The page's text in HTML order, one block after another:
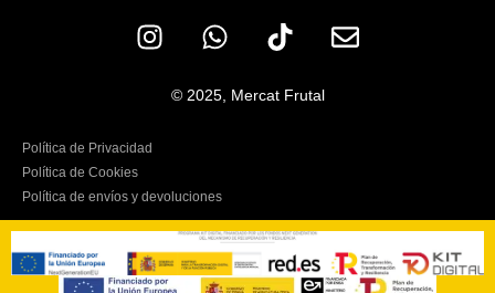
© 2025, Mercat Frutal
Política de Privacidad
Política de Cookies
Política de envíos y devoluciones